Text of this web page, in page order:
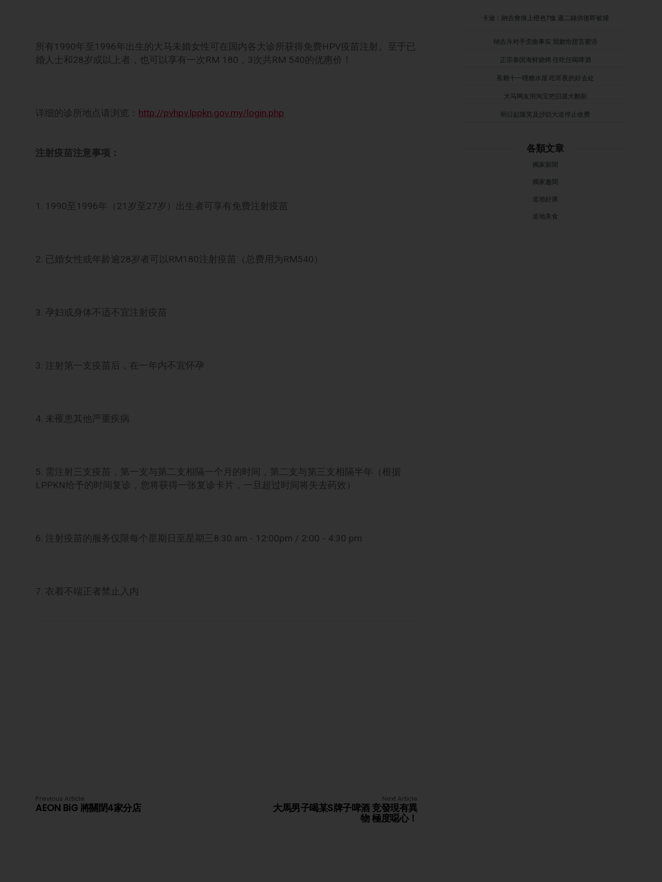
所有1990年至1996年出生的大马未婚女性可在国内各大诊所获得免费HPV疫苗注射。至于已
婚人士和28岁或以上者，也可以享有一次RM 180，3次共RM 540的优惠价！
详细的诊所地点请浏览： http://pvhpv.lppkn.gov.my/login.php
注射疫苗注意事项：
1. 1990至1996年（21岁至27岁）出生者可享有免费注射疫苗
2. 已婚女性或年龄逾28岁者可以RM180注射疫苗（总费用为RM540）
3. 孕妇或身体不适不宜注射疫苗
3. 注射第一支疫苗后，在一年内不宜怀孕
4. 未罹患其他严重疾病
5. 需注射三支疫苗，第一支与第二支相隔一个月的时间，第二支与第三支相隔半年（根据
LPPKN给予的时间复诊，您将获得一张复诊卡片，一旦超过时间将失去药效）
6. 注射疫苗的服务仅限每个星期日至星期三8:30 am - 12:00pm / 2:00 - 4:30 pm
7. 衣着不端正者禁止入内
Previous Article
AEON BiG 將關閉4家分店
Next Article
大馬男子喝某S牌子啤酒 竞發現有異
物 極度噁心！
卡迪：納吉會換上橙色T恤 週二錄供後即被捕
纳吉斥对手歪曲事实 我败给甜言蜜语
正宗泰国海鲜烧烤 任吃任喝啤酒
蕉赖十一哩糖水屋 吃宵夜的好去处
大马网友用淘宝把旧屋大翻新
明日起隆芙及沙叻大道停止收费
各類文章
獨家新聞
獨家趣聞
道地好康
道地美食